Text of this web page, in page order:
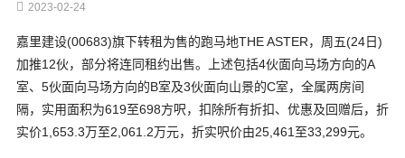
2023-02-24
嘉里建设(00683)旗下转租为售的跑马地THE ASTER，周五(24日)
加推12伙，部分将连同租约出售。上述包括4伙面向马场方向的A
室、5伙面向马场方向的B室及3伙面向山景的C室，全属两房间
隔，实用面积为619至698方呎，扣除所有折扣、优惠及回赠后，折
实价1,653.3万至2,061.2万元，折实呎价由25,461至33,299元。